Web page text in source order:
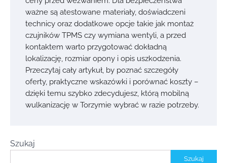
ważne są atestowane materiały, doświadczeni
technicy oraz dodatkowe opcje takie jak montaż
czujników TPMS czy wymiana wentyli, a przed
kontaktem warto przygotować dokładną
lokalizację, rozmiar opony i opis uszkodzenia.
Przeczytaj cały artykuł, by poznać szczegóły
oferty, praktyczne wskazówki i porównać koszty –
dzięki temu szybko zdecydujesz, którą mobilną
wulkanizację w Torzymie wybrać w razie potrzeby.
Szukaj
Szukaj